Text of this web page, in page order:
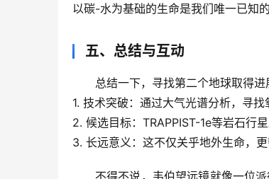
以碳-水为基础的生命是我们唯一已知
五、总结与互动
总结一下， 寻找第二个地球取得进
1. 技术突破 ：通过大气光谱分析，寻找
2. 候选目标：TRAPPIST-1e等岩石行
3. 长远意义 ：这不仅关乎地外生命，
不得不说，韦伯望远镜就像一位